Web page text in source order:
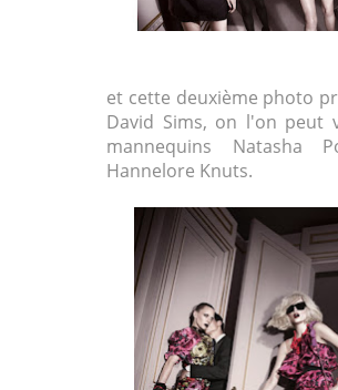
et cette deuxième photo
David Sims, on l'on peut
mannequins Natasha
Hannelore Knuts.